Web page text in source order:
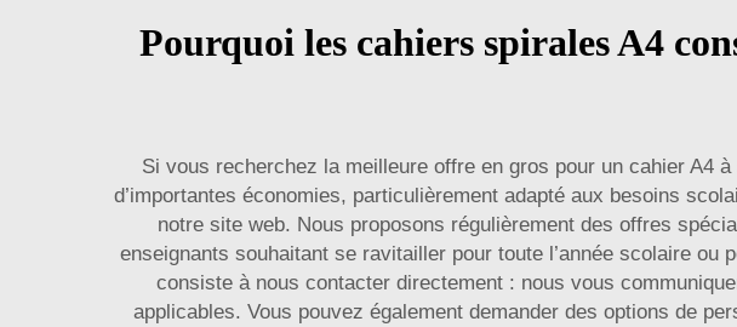
Pourquoi les cahiers spirales A4
Si vous recherchez la meilleure offre en gros pour un cahier A4
d’importantes économies, particulièrement adapté aux besoins
notre site web. Nous proposons régulièrement des offres
enseignants souhaitant se ravitailler pour toute l’année scolaire
consiste à nous contacter directement : nous vous
applicables. Vous pouvez également demander des options de